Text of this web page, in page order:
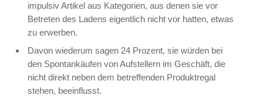
impulsiv Artikel aus Kategorien, aus denen sie vor
Betreten des Ladens eigentlich nicht vor hatten, etwas
zu erwerben.
Davon wiederum sagen 24 Prozent, sie würden bei
den Spontankäufen von Aufstellern im Geschäft, die
nicht direkt neben dem betreffenden Produktregal
stehen, beeinflusst.